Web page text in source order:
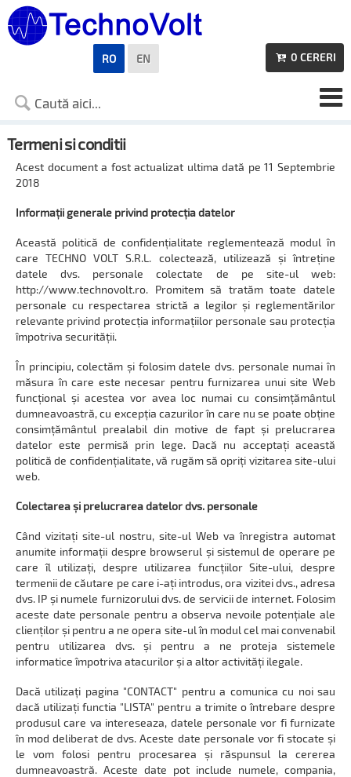

0 CERERI
Termeni si conditii
Acest document a fost actualizat ultima dată pe 11 Septembrie
2018
Informații generale privind protecția datelor
Această politică de confidențialitate reglementează modul în
care TECHNO VOLT S.R.L. colectează, utilizează și întreține
datele dvs. personale colectate de pe site-ul web:
http://www.technovolt.ro. Promitem să tratăm toate datele
personale cu respectarea strictă a legilor și reglementărilor
relevante privind protecția informațiilor personale sau protecția
împotriva securității.
În principiu, colectăm și folosim datele dvs. personale numai în
măsura în care este necesar pentru furnizarea unui site Web
funcțional și acestea vor avea loc numai cu consimțământul
dumneavoastră, cu excepția cazurilor în care nu se poate obține
consimțământul prealabil din motive de fapt și prelucrarea
datelor este permisă prin lege. Dacă nu acceptați această
politică de confidențialitate, vă rugăm să opriți vizitarea site-ului
web.
Colectarea și prelucrarea datelor dvs. personale
Când vizitați site-ul nostru, site-ul Web va înregistra automat
anumite informații despre browserul și sistemul de operare pe
care îl utilizați, despre utilizarea funcțiilor Site-ului, despre
termenii de căutare pe care i-ați introdus, ora vizitei dvs., adresa
dvs. IP și numele furnizorului dvs. de servicii de internet. Folosim
aceste date personale pentru a observa nevoile potențiale ale
clienților și pentru a ne opera site-ul în modul cel mai convenabil
pentru utilizarea dvs. și pentru a ne proteja sistemele
informatice împotriva atacurilor și a altor activități ilegale.
Dacă utilizați pagina "CONTACT" pentru a comunica cu noi sau
dacă utilizați functia "LISTA" pentru a trimite o întrebare despre
produsul care va intereseaza, datele personale vor fi furnizate
în mod deliberat de dvs. Aceste date personale vor fi stocate și
le vom folosi pentru procesarea și răspunsul la cererea
dumneavoastră. Aceste date pot include numele, compania,
RO EN